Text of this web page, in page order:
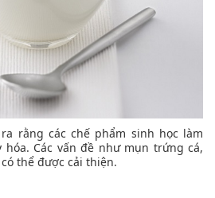
rằng các chế phẩm sinh học làm
hóa. Các vấn đề như mụn trứng cá,
thể được cải thiện.